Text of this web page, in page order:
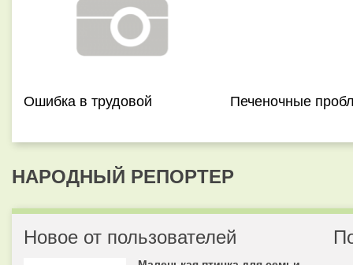
Ошибка в трудовой Печеночные
НАРОДНЫЙ РЕПОРТЕР
Новое от пользователей